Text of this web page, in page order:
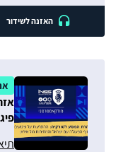
האזנה לשידור